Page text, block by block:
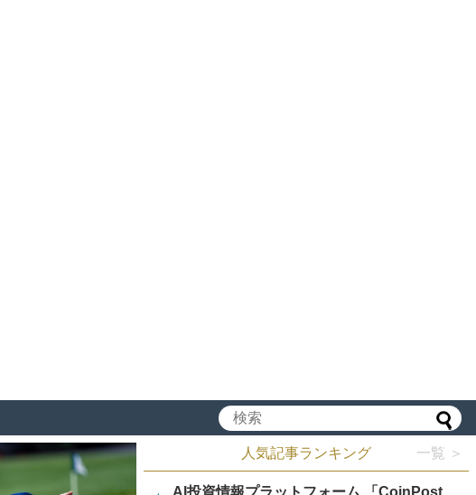
人気記事ランキング 一覧 ＞
AI投資情報プラットフォーム 「CoinPost